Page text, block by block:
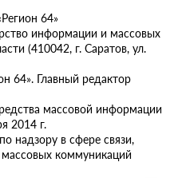
64»
информации и массовых
(410042, г. Саратов, ул.
64». Главный редактор
массовой информации
2014 г.
надзору в сфере связи,
коммуникаций